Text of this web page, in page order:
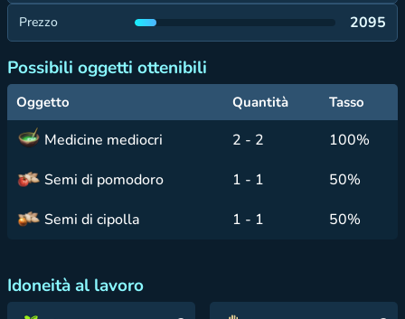
Prezzo 2095
Possibili oggetti ottenibili
Oggetto Quantità Tasso
Medicine mediocri 2 - 2
100%
Semi di pomodoro
1 - 1
50%
Semi di cipolla
1 - 1 50%
Idoneità al lavoro